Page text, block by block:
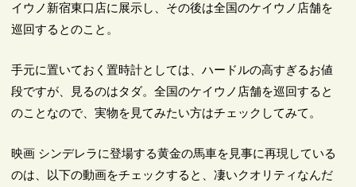
イウノ新宿東口店に展示し、その後は全国のケイウノ店舗を
巡回するとのこと。
手元に置いておく置時計としては、ハードルの高すぎるお値
段ですが、見るのはタダ。全国のケイウノ店舗を巡回すると
のことなので、実物を見てみたい方はチェックしてみて。
映画 シンデレラに登場する黄金の馬車を見事に再現している
のは、以下の動画をチェックすると、凄いクオリティなんだ